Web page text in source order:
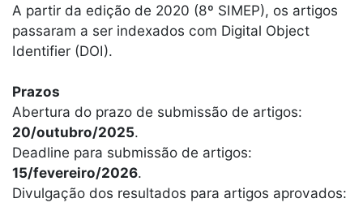
A partir da edição de 2020 (8º SIMEP), os artigos
passaram a ser indexados com Digital Object
Identifier (DOI).
Prazos
Abertura do prazo de submissão de artigos:
20/outubro/2025.
Deadline para submissão de artigos:
15/fevereiro/2026.
Divulgação dos resultados para artigos aprovados: